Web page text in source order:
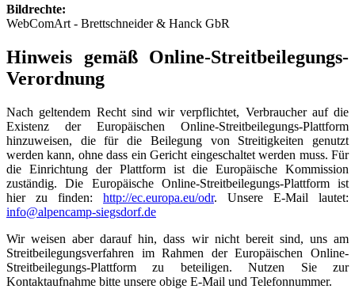
Bildrechte:
WebComArt - Brettschneider & Hanck GbR
Hinweis gemäß Online-Streitbeilegungs-
Verordnung
Nach geltendem Recht sind wir verpflichtet, Verbraucher auf die
Existenz der Europäischen Online-Streitbeilegungs-Plattform
hinzuweisen, die für die Beilegung von Streitigkeiten genutzt
werden kann, ohne dass ein Gericht eingeschaltet werden muss. Für
die Einrichtung der Plattform ist die Europäische Kommission
zuständig. Die Europäische Online-Streitbeilegungs-Plattform ist
hier zu finden: http://ec.europa.eu/odr. Unsere E-Mail lautet:
info@alpencamp-siegsdorf.de
Wir weisen aber darauf hin, dass wir nicht bereit sind, uns am
Streitbeilegungsverfahren im Rahmen der Europäischen Online-
Streitbeilegungs-Plattform zu beteiligen. Nutzen Sie zur
Kontaktaufnahme bitte unsere obige E-Mail und Telefonnummer.